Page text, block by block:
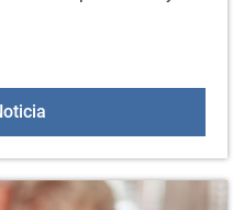
Servicio de